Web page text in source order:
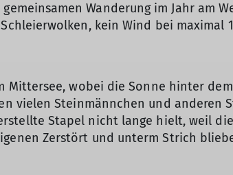
Wanderung im Jahr am
kein Wind bei maximal
wobei die Sonne hinter
vielen Steinmännchen und anderen
Stapel nicht lange hielt, weil
Zerstört und unterm Strich
© DAV Teisendorf
© DAV Teisendorf
© DAV Teisendorf